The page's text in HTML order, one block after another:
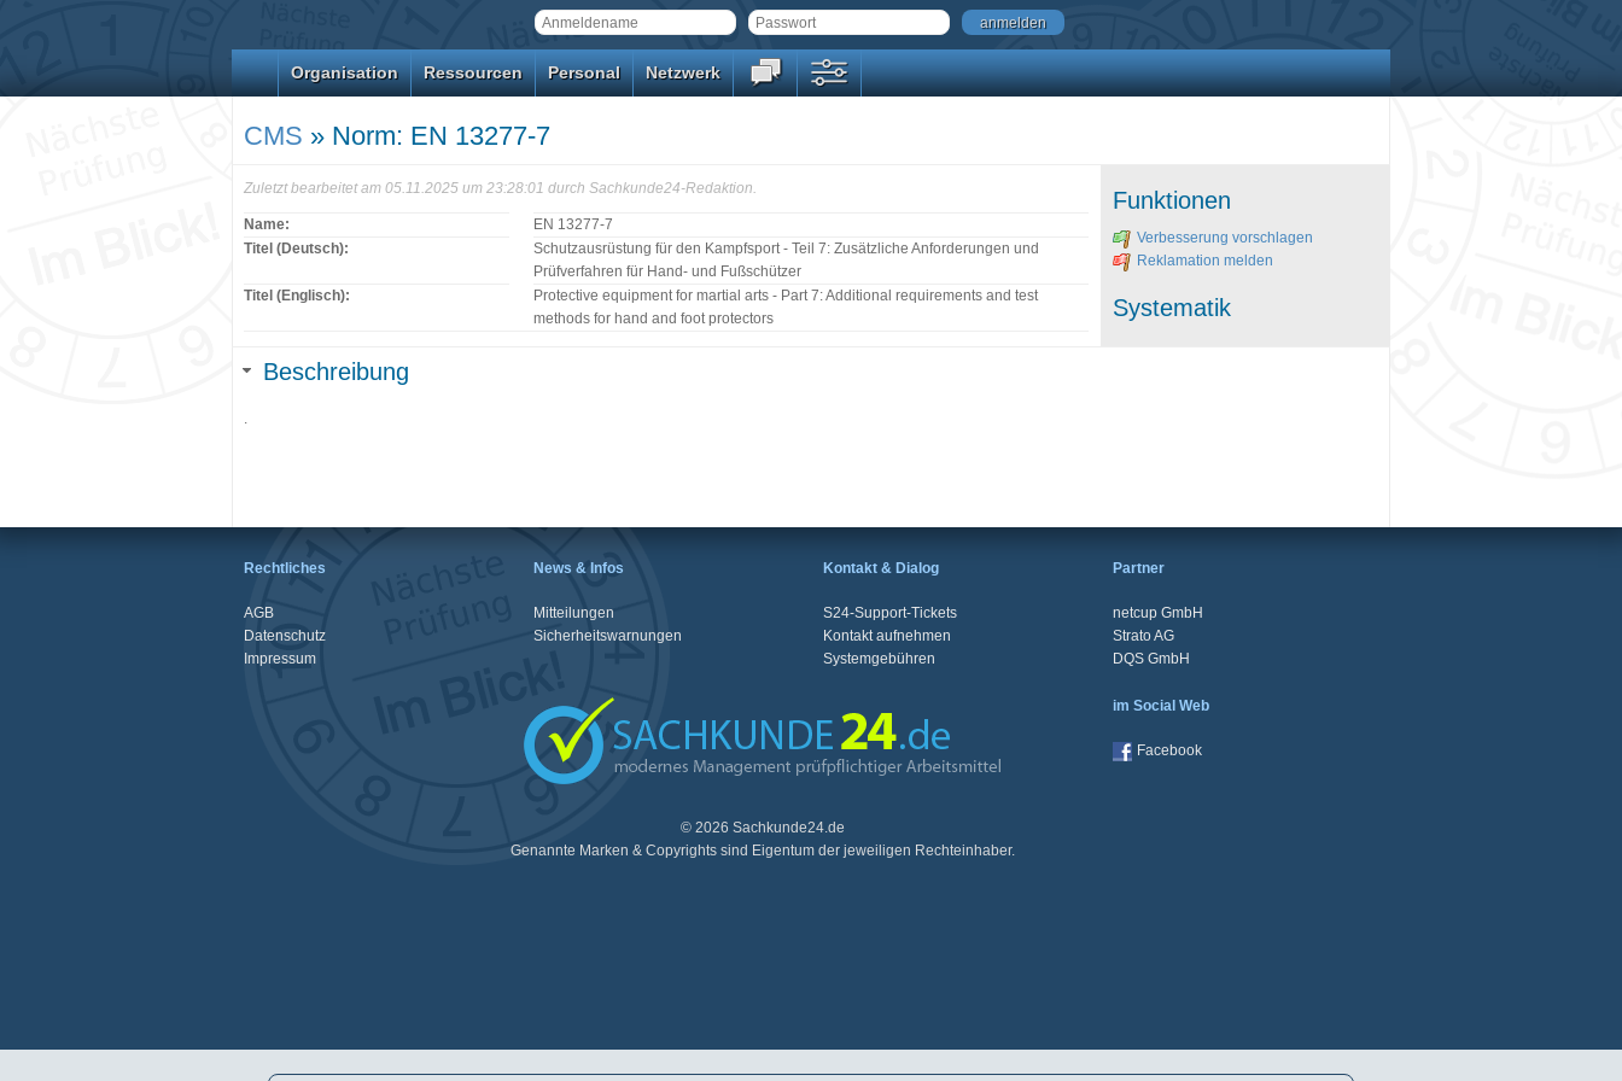
anmelden
Organisation Ressourcen Personal Netzwerk
CMS » Norm: EN 13277-7
Zuletzt bearbeitet am 05.11.2025 um 23:28:01 durch Sachkunde24-Redaktion.
Name:
EN 13277-7
Titel (Deutsch):
Schutzausrüstung für den Kampfsport - Teil 7: Zusätzliche Anforderungen und
Prüfverfahren für Hand- und Fußschützer
Titel (Englisch):
Protective equipment for martial arts - Part 7: Additional requirements and test
methods for hand and foot protectors
Funktionen
Verbesserung vorschlagen
Reklamation melden
Systematik
Beschreibung
.
Rechtliches
AGB
Datenschutz
Impressum
News & Infos
Mitteilungen
Sicherheitswarnungen
Kontakt & Dialog
S24-Support-Tickets
Kontakt aufnehmen
Systemgebühren
Partner
netcup GmbH
Strato AG
DQS GmbH
© 2026 Sachkunde24.de
Genannte Marken & Copyrights sind Eigentum der jeweiligen Rechteinhaber.
im Social Web
Facebook